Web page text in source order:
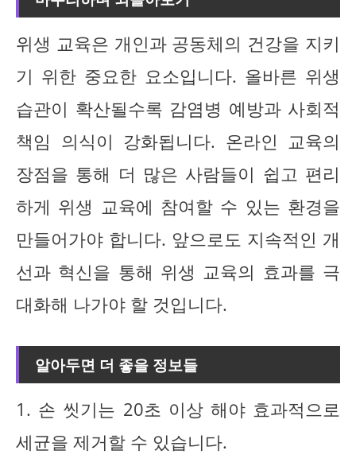
위생 교육은 개인과 공동체의 건강을 지키
기 위한 중요한 요소입니다. 올바른 위생
습관이 확산될수록 감염병 예방과 사회적
책임 의식이 강화됩니다. 온라인 교육의
장점을 통해 더 많은 사람들이 쉽고 편리
하게 위생 교육에 참여할 수 있는 환경을
만들어가야 합니다. 앞으로도 지속적인 개
선과 혁신을 통해 위생 교육의 효과를 극
대화해 나가야 할 것입니다.
알아두면 더 좋을 정보들
1. 손 씻기는 20초 이상 해야 효과적으로
세균을 제거할 수 있습니다.